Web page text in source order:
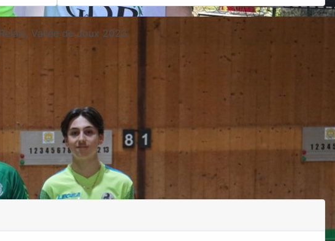
Vallée de Joux 2023